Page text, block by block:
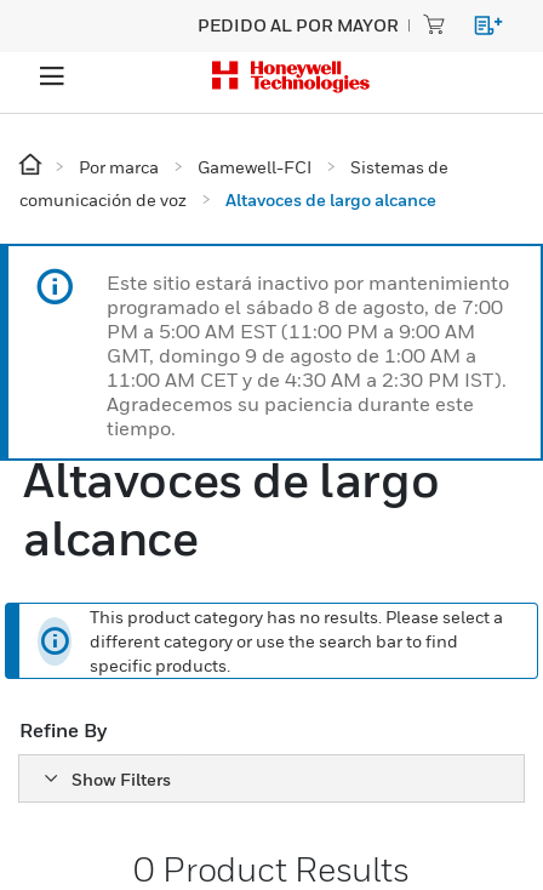
PEDIDO AL POR MAYOR
Por marca Gamewell-FCI
Sistemas de
comunicación de voz
Altavoces de largo alcance
Este sitio estará inactivo por mantenimiento
programado el sábado 8 de agosto, de 7:00
PM a 5:00 AM EST (11:00 PM a 9:00 AM
GMT, domingo 9 de agosto de 1:00 AM a
11:00 AM CET y de 4:30 AM a 2:30 PM IST).
Agradecemos su paciencia durante este
tiempo.
Altavoces de largo
alcance
This product category has no results. Please select a
different category or use the search bar to find
specific products.
Refine By
Show Filters
0 Product Results